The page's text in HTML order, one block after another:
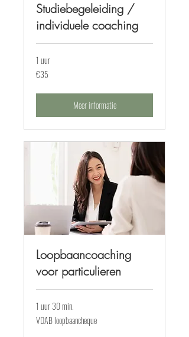
Studiebegeleiding /
individuele coaching
1 uur
35
euros
€35
Meer informatie
Loopbaancoaching
voor particulieren
1 uur 30 min.
VDAB
loopbaancheque
VDAB loopbaancheque